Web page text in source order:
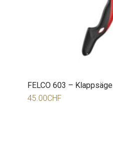
FELCO 603 – Klappsäge
45.00CHF